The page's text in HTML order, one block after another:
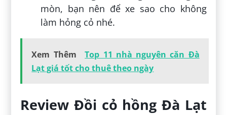
mòn, bạn nên để xe sao cho không
làm hỏng cỏ nhé.
Xem Thêm
Top 11 nhà nguyên căn Đà
Lạt giá tốt cho thuê theo ngày
Review Đồi cỏ hồng Đà Lạt